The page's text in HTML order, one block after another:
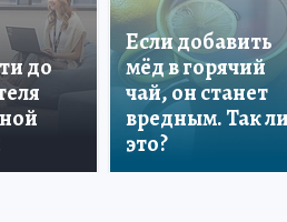
до
Если добавить
мёд в горячий
чай, он станет
вредным. Так ли
это?